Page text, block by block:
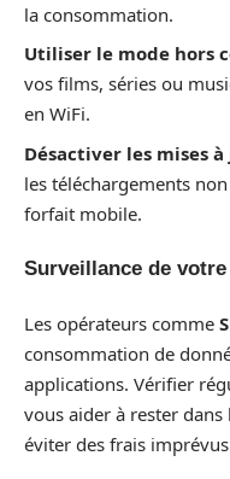
la consommation.
Utiliser le mode hors
vos films, séries ou
en WiFi.
Désactiver les mises
les téléchargements
forfait mobile.
Surveillance de
Les opérateurs comme
consommation de
applications. Vérifier
vous aider à rester
éviter des frais